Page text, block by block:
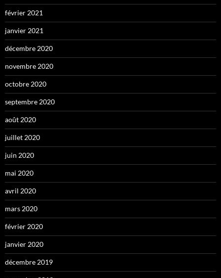
février 2021
janvier 2021
décembre 2020
novembre 2020
octobre 2020
septembre 2020
août 2020
juillet 2020
juin 2020
mai 2020
avril 2020
mars 2020
février 2020
janvier 2020
décembre 2019